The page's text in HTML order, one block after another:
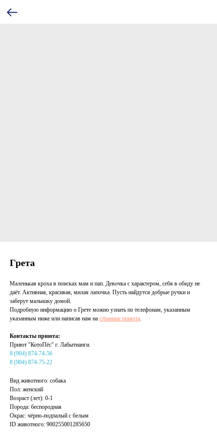
Грета
Маленькая кроха в поисках мам и пап. Девочка с характером, себя в обиду не
даёт. Активная, красивая, милая лапочка. Пусть найдутся добрые ручки и
заберут малышку домой.
Подробную информацию о Грете можно узнать по телефонам, указанным
указанным ниже или написав нам на странице приюта.
Контакты приюта:
Приют "КотоПёс" г. Лабытнанги.
8 (904) 874-74-56
8 (904) 874-75-22
Вид животного: собака
Пол: женский
Возраст (лет): 0-1
Порода: беспородная
Окрас: чёрно-подпалый с белым
ID животного: 900255001285650